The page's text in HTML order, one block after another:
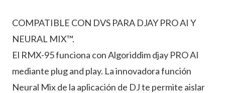
COMPATIBLE CON DVS PARA DJAY PRO AI Y
NEURAL MIX™.
El RMX-95 funciona con Algoriddim djay PRO AI
mediante plug and play. La innovadora función
Neural Mix de la aplicación de DJ te permite aislar